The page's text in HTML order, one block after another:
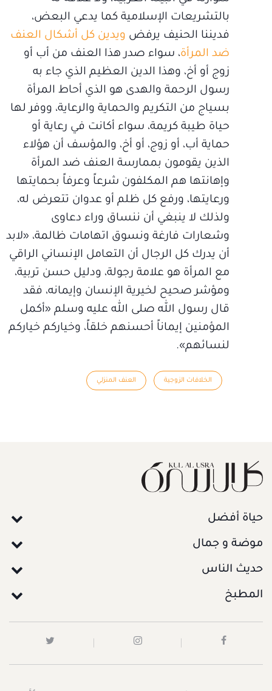
بالتشريعات الإسلامية كما يدعي البعض،
فديننا الحنيف يرفض ويدين كل أشكال العنف
ضد المرأة، سواء صدر هذا العنف من أب أو
زوج أو أخ، وهذا الدين العظيم الذي جاء به
رسول الرحمة والهدى هو الذي أحاط المرأة
بسياج من التكريم والحماية والرعاية، ووفر لها
حياة طيبة كريمة، سواء أكانت في رعاية أو
حماية أب، أو زوج، أو أخ، والمؤسف أن هؤلاء
الذين يقومون بممارسة العنف ضد المرأة
وإهانتها هم المكلفون شرعاً وعرفاً بحمايتها
ورعايتها، ورفع كل ظلم أو عدوان تتعرض له،
ولذلك لا ينبغي أن ننساق وراء دعاوى
وشعارات فارغة ونسوق اتهامات ظالمة، «لابد
أن يدرك كل الرجال أن التعامل الإنساني الراقي
مع المرأة هو علامة رجولة، ودليل حسن تربية،
ومؤشر صحيح لخيرية الإنسان وإيمانه، فقد
قال رسول الله صلى الله عليه وسلم «أكمل
المؤمنين إيماناً أحسنهم خلقاً، وخياركم خياركم
لنسائهم».
الخلافات الزوجية العنف المنزلي
حياة أفضل
موضة و جمال
حديث الناس
المطبخ